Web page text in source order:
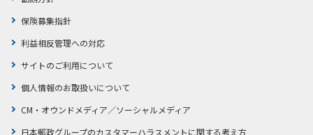
保険募集指針
利益相反管理への対応
サイトのご利用について
個人情報のお取扱いについて
CM・オウンドメディア／ソーシャルメディア
日本郵政グループのカスタマーハラスメントに関する考え方